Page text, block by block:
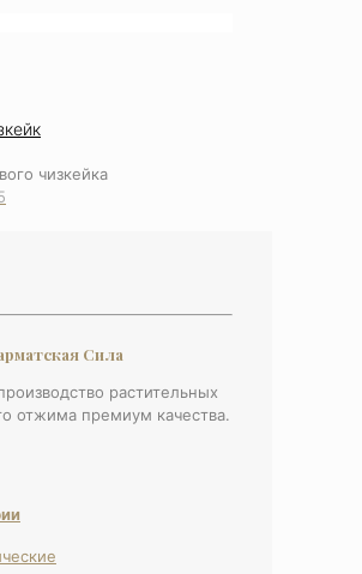
чизкейка
Сила
растительных
отжима премиум качества.